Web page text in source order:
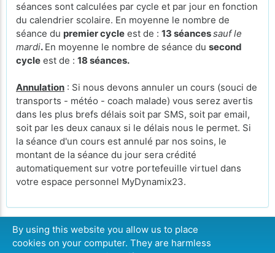
séances sont calculées par cycle et par jour en fonction
du calendrier scolaire. En moyenne le nombre de
séance du premier cycle est de : 13 séancessauf le
mardi. En moyenne le nombre de séance du second
cycle est de : 18 séances.
Annulation : Si nous devons annuler un cours (souci de
transports - météo - coach malade) vous serez avertis
dans les plus brefs délais soit par SMS, soit par email,
soit par les deux canaux si le délais nous le permet. Si
la séance d'un cours est annulé par nos soins, le
montant de la séance du jour sera crédité
automatiquement sur votre portefeuille virtuel dans
votre espace personnel MyDynamix23.
CONTINUER
By using this website you allow us to place
cookies on your computer. They are harmless